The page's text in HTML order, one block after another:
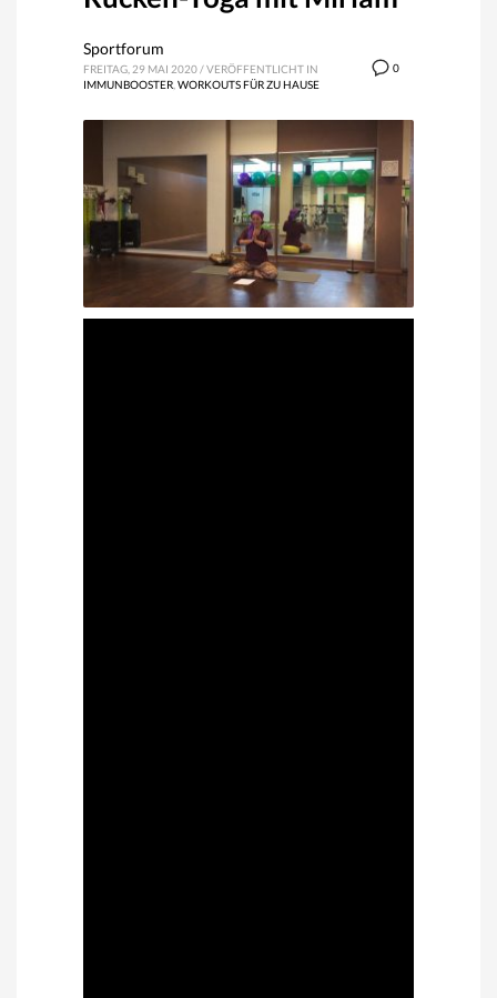
0
Sportforum
FREITAG, 29 MAI 2020/VERÖFFENTLICHT IN
IMMUNBOOSTER WORKOUTS FÜR ZU HAUSE